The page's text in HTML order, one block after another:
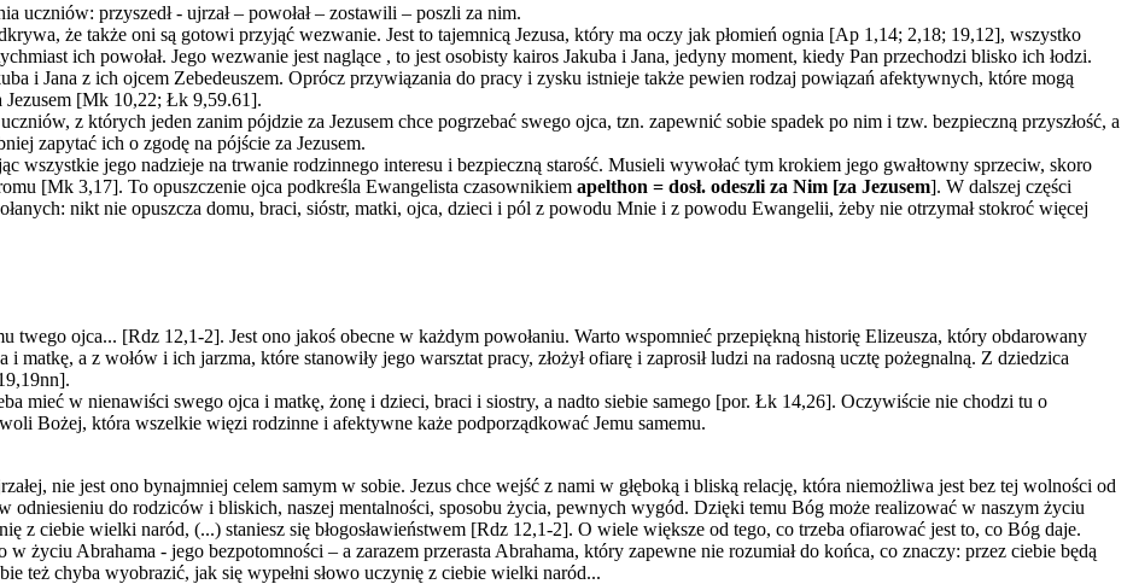
uczniów: przyszedł - ujrzał – powołał – zostawili – poszli za nim.
że także oni są gotowi przyjąć wezwanie. Jest to tajemnicą Jezusa, który ma oczy jak płomień ognia [Ap 1,14; 2,18; 19,12], wszystko
ich powołał. Jego wezwanie jest naglące , to jest osobisty kairos Jakuba i Jana, jedyny moment, kiedy Pan przechodzi blisko ich łodzi.
i Jana z ich ojcem Zebedeuszem. Oprócz przywiązania do pracy i zysku istnieje także pewien rodzaj powiązań afektywnych, które mogą
Jezusem [Mk 10,22; Łk 9,59.61].
z których jeden zanim pójdzie za Jezusem chce pogrzebać swego ojca, tzn. zapewnić sobie spadek po nim i tzw. bezpieczną przyszłość, a
zapytać ich o zgodę na pójście za Jezusem.
wszystkie jego nadzieje na trwanie rodzinnego interesu i bezpieczną starość. Musieli wywołać tym krokiem jego gwałtowny sprzeciw, skoro
[Mk 3,17]. To opuszczenie ojca podkreśla Ewangelista czasownikiem apelthon = dosł. odeszli za Nim [za Jezusem]. W dalszej części
nikt nie opuszcza domu, braci, sióstr, matki, ojca, dzieci i pól z powodu Mnie i z powodu Ewangelii, żeby nie otrzymał stokroć więcej
twego ojca... [Rdz 12,1-2]. Jest ono jakoś obecne w każdym powołaniu. Warto wspomnieć przepiękną historię Elizeusza, który obdarowany
matkę, a z wołów i ich jarzma, które stanowiły jego warsztat pracy, złożył ofiarę i zaprosił ludzi na radosną ucztę pożegnalną. Z dziedzica
mieć w nienawiści swego ojca i matkę, żonę i dzieci, braci i siostry, a nadto siebie samego [por. Łk 14,26]. Oczywiście nie chodzi tu o
Bożej, która wszelkie więzi rodzinne i afektywne każe podporządkować Jemu samemu.
nie jest ono bynajmniej celem samym w sobie. Jezus chce wejść z nami w głęboką i bliską relację, która niemożliwa jest bez tej wolności od
odniesieniu do rodziców i bliskich, naszej mentalności, sposobu życia, pewnych wygód. Dzięki temu Bóg może realizować w naszym życiu
z ciebie wielki naród, (...) staniesz się błogosławieństwem [Rdz 12,1-2]. O wiele większe od tego, co trzeba ofiarować jest to, co Bóg daje.
życiu Abrahama ‑ jego bezpotomności – a zarazem przerasta Abrahama, który zapewne nie rozumiał do końca, co znaczy: przez ciebie będą
też chyba wyobrazić, jak się wypełni słowo uczynię z ciebie wielki naród...